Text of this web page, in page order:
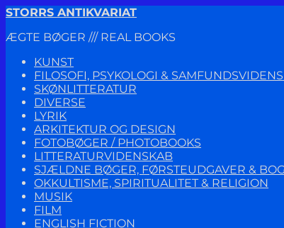
Spring
navigation
Spring
indhold
STORRS ANTIKVARIAT
ÆGTE BØGER /// REAL BOOKS
KUNST
FILOSOFI, PSYKOLOGI &
SKØNLITTERATUR
DIVERSE
LYRIK
ARKITEKTUR OG DESIGN
FOTOBØGER / PHOTOBOOKS
LITTERATURVIDENSKAB
SJÆLDNE BØGER, FØRSTEUDGAVER &
OKKULTISME, SPIRITUALITET & RELIGION
MUSIK
FILM
ENGLISH FICTION